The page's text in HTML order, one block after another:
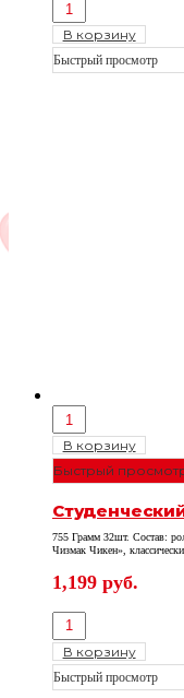
В корзину
Быстрый просмотр
В корзину
Быстрый
755 Грамм 32шт. Состав:
Чизмак Чикен»,
1,199 руб.
В корзину
Быстрый просмотр